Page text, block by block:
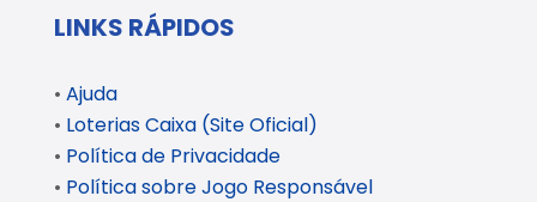
LINKS RÁPIDOS
• Ajuda
• Loterias Caixa (Site Oficial)
• Política de Privacidade
• Política sobre Jogo Responsável